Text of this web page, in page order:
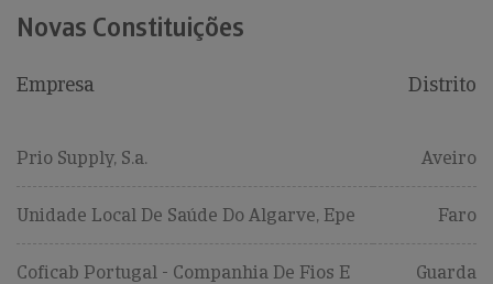
Novas Constituições
Empresa Distrito
Prio Supply, S.a. Aveiro
Unidade Local De Saúde Do Algarve, Epe Faro
Coficab Portugal - Companhia De Fios E
Guarda